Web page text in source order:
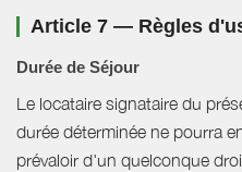
Article 7 — Règles
Durée de Séjour
Le locataire signataire du
durée déterminée ne pourra
prévaloir d'un quelconque